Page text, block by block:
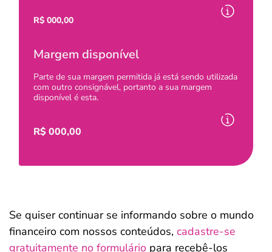
R$ 000,00
Margem disponível
Parte de sua margem permitida já está sendo utilizada
com outro consignável, portanto a sua margem
disponível é esta.
R$000,00
Se quiser continuar se informando sobre o mundo
financeiro com nossos conteúdos, cadastre-se
gratuitamente no formulário para recebê-los